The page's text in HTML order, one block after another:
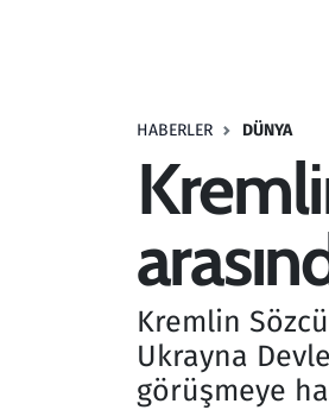
HABERLER DÜNYA
Kremlin
Ukrayna
görüşmeye